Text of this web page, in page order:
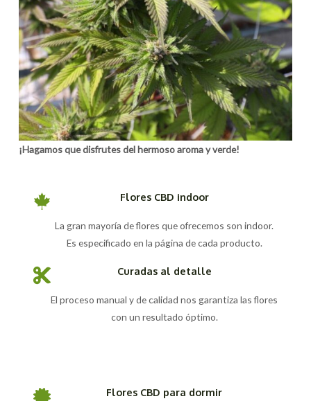
¡Hagamos que disfrutes del hermoso aroma y verde!
Flores CBD indoor
La gran mayoría de flores que ofrecemos son indoor.
Es especificado en la página de cada producto.
Curadas al detalle
El proceso manual y de calidad nos garantiza las flores
con un resultado óptimo.
Flores CBD para dormir